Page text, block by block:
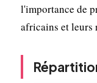
l'importance de
africains et leurs